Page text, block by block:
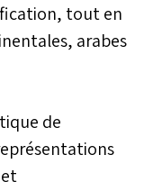
tout en
arabes
de